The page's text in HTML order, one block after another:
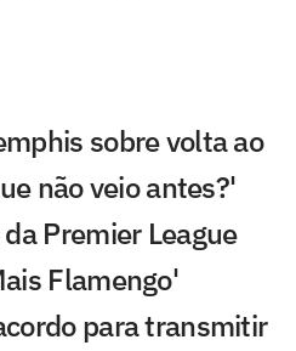
sobre volta ao
não veio antes?'
Premier League
Flamengo'
para transmitir